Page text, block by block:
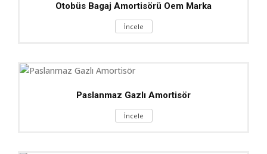
Otobüs Bagaj Amortisörü Oem Marka
İncele
Paslanmaz Gazlı Amortisör
İncele